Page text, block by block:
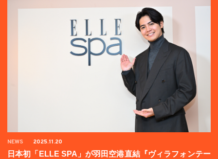
NEWS 2025.11.20
日本初「ELLE SPA」が羽田空港直結『ヴィラフォンテー